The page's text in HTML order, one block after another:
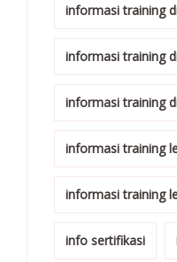
informasi training
informasi training
informasi training
informasi training
informasi training
info sertifikasi